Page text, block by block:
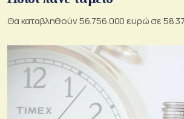
Θα καταβληθούν 56.756.000 ευρώ σε